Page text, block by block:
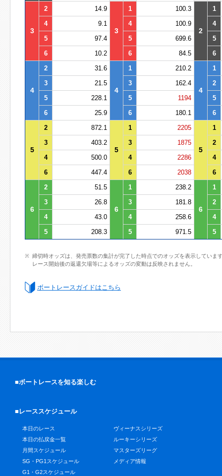
3
2 14.9
3
1 100.3
2
1
4
9.1 4 100.9
4
5
97.4 5 699.6
5
6
10.2 6 84.5 6
4
2 31.6
4
1 210.2
4
1
3
21.5 3 162.4
2
5
228.1 5 1194
5
6
25.9 6 180.1 6
5
2 872.1
5
1 2205
5
1
3
403.2 3 1875
2
4
500.0 4 2286
4
6
447.4 6 2038 6
6
2 51.5
6
1 238.2
6
1
3
26.8 3 181.8
2
4
43.0 4 258.6
4
5
208.3 5 971.5 5
締切時オッズは、発売票数の集計が完了した時点でのオッズを表示していま
レース開始後の返還欠場等によるオッズの変動は反映されません。
ボートレースガイドはこちら
■ボートレースを知る楽しむ
■レーススケジュール
本日のレース
本日の払戻金一覧
月間スケジュール
SG・PG1スケジュール
G1・G2スケジュール
ヴィーナスシリーズ
ルーキーシリーズ
マスターズリーグ
メディア情報